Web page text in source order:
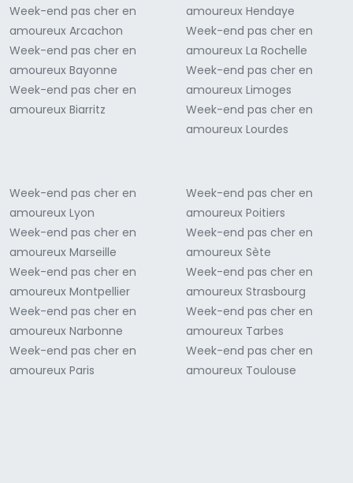
Week-end pas cher en
amoureux Arcachon
Week-end pas cher en
amoureux Bayonne
Week-end pas cher en
amoureux Biarritz
amoureux Hendaye
Week-end pas cher en
amoureux La Rochelle
Week-end pas cher en
amoureux Limoges
Week-end pas cher en
amoureux Lourdes
Week-end pas cher en
amoureux Lyon
Week-end pas cher en
amoureux Marseille
Week-end pas cher en
amoureux Montpellier
Week-end pas cher en
amoureux Narbonne
Week-end pas cher en
amoureux Paris
Week-end pas cher en
amoureux Poitiers
Week-end pas cher en
amoureux Sète
Week-end pas cher en
amoureux Strasbourg
Week-end pas cher en
amoureux Tarbes
Week-end pas cher en
amoureux Toulouse